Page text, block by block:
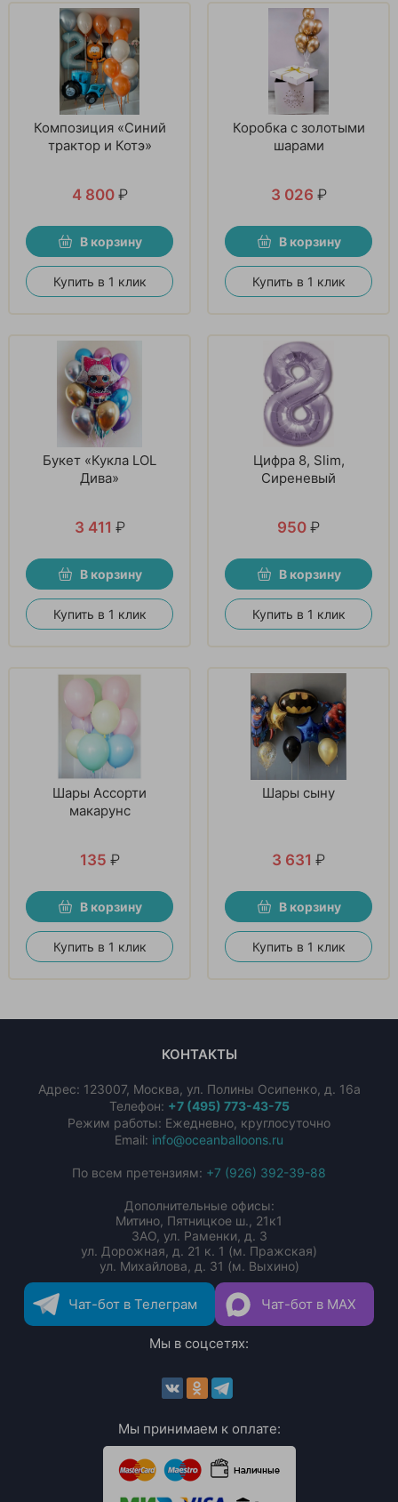
Композиция «Синий
трактор и Котэ»
4 800 ₽
В корзину
Купить в 1 клик
Коробка с золотыми
шарами
3 026 ₽
В корзину
Купить в 1 клик
Букет «Кукла LOL
Дива»
3 411 ₽
В корзину
Купить в 1 клик
Цифра 8, Slim,
Сиреневый
950 ₽
В корзину
Купить в 1 клик
Шары Ассорти
макарунс
135 ₽
В корзину
Купить в 1 клик
Шары сыну
3 631 ₽
В корзину
Купить в 1 клик
КОНТАКТЫ
Адрес: 123007, Москва, ул. Полины Осипенко, д. 16а
Телефон: +7 (495) 773-43-75
Режим работы: Ежедневно, круглосуточно
Email: info@oceanballoons.ru
По всем претензиям: +7 (926) 392-39-88
Дополнительные офисы:
Митино, Пятницкое ш., 21к1
ЗАО, ул. Раменки, д. 3
ул. Дорожная, д. 21 к. 1 (м. Пражская)
ул. Михайлова, д. 31 (м. Выхино)
Чат-бот в Телеграм Чат-бот в MAX
Мы в соцсетях:
Мы принимаем к оплате: